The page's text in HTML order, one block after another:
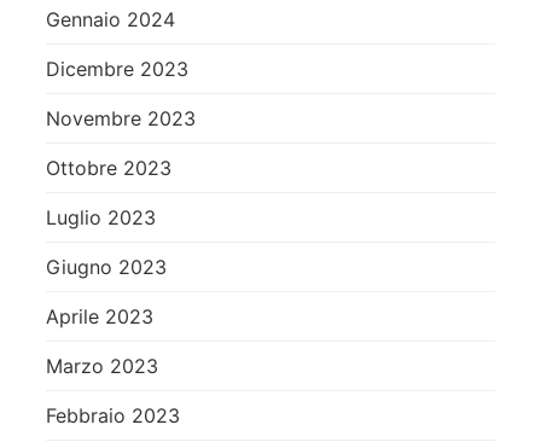
Gennaio 2024
Dicembre 2023
Novembre 2023
Ottobre 2023
Luglio 2023
Giugno 2023
Aprile 2023
Marzo 2023
Febbraio 2023